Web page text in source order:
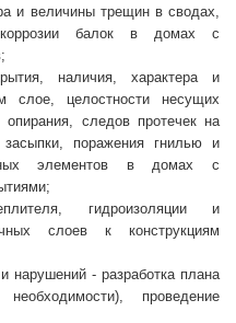
и величины трещин в сводах,
коррозии балок в домах с
наличия, характера и
слое, целостности несущих
следов протечек на
поражения гнилью и
элементов в домах с
гидроизоляции и
слоев к конструкциям
нарушений - разработка плана
проведение